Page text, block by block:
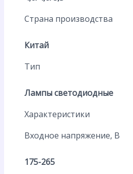
Страна производства
Китай
Тип
Лампы светодиодные
Характеристики
Входное напряжение, В
175-265